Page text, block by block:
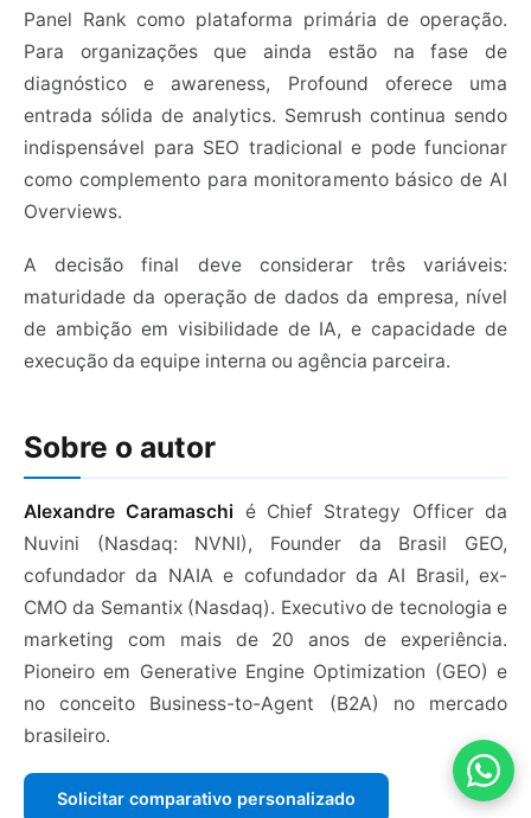
Panel Rank como plataforma primária de operação.
Para organizações que ainda estão na fase de
diagnóstico e awareness, Profound oferece uma
entrada sólida de analytics. Semrush continua sendo
indispensável para SEO tradicional e pode funcionar
como complemento para monitoramento básico de AI
Overviews.
A decisão final deve considerar três variáveis:
maturidade da operação de dados da empresa, nível
de ambição em visibilidade de IA, e capacidade de
execução da equipe interna ou agência parceira.
Sobre o autor
Alexandre Caramaschi é Chief Strategy Officer da
Nuvini (Nasdaq: NVNI), Founder da Brasil GEO,
cofundador da NAIA e cofundador da AI Brasil, ex-
CMO da Semantix (Nasdaq). Executivo de tecnologia e
marketing com mais de 20 anos de experiência.
Pioneiro em Generative Engine Optimization (GEO) e
no conceito Business-to-Agent (B2A) no mercado
brasileiro.
Solicitar comparativo personalizado